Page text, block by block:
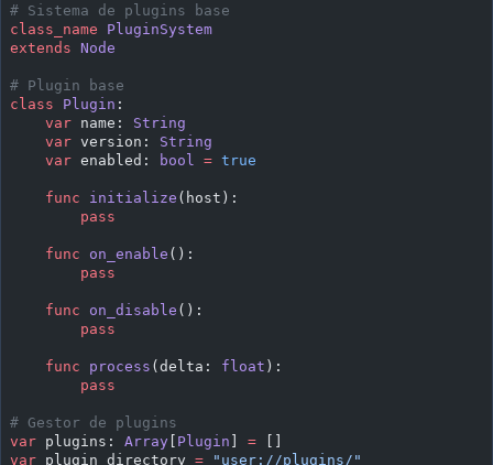
# Sistema de plugins base
class_name PluginSystem
extends Node
# Plugin base
class Plugin :
    var
name: String
    var
version: String
    var
enabled: bool = true
    func
initialize (host):
        pass
    func
on_enable ():
        pass
    func
on_disable ():
        pass
    func
process (delta: float ):
        pass
# Gestor de plugins
var plugins: Array Plugin =
var plugin_directory = "user://plugins/"